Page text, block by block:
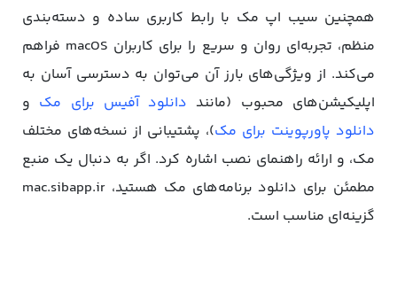
همچنین سیب اپ مک با رابط کاربری ساده و دسته‌بندی
منظم، تجربه‌ای روان و سریع را برای کاربران macOS فراهم
می‌کند. از ویژگی‌های بارز آن می‌توان به دسترسی آسان به
اپلیکیشن‌های محبوب (مانند دانلود آفیس برای مک و
دانلود پاورپوینت برای مک)، پشتیبانی از نسخه‌های مختلف
مک، و ارائه راهنمای نصب اشاره کرد. اگر به دنبال یک منبع
مطمئن برای دانلود برنامه‌های مک هستید، mac.sibapp.ir
گزینه‌ای مناسب است.